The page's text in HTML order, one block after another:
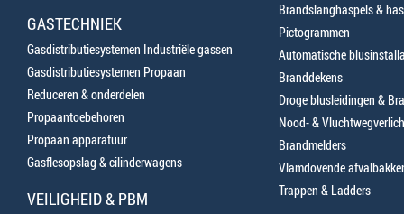
GASTECHNIEK
Gasdistributiesystemen Industriële gassen
Gasdistributiesystemen Propaan
Reduceren & onderdelen
Propaantoebehoren
Propaan apparatuur
Gasflesopslag & cilinderwagens
VEILIGHEID & PBM
Brandslanghaspels &
Pictogrammen
Automatische
Branddekens
Droge blusleidingen &
Nood- &
Brandmelders
Vlamdovende
Trappen & Ladders